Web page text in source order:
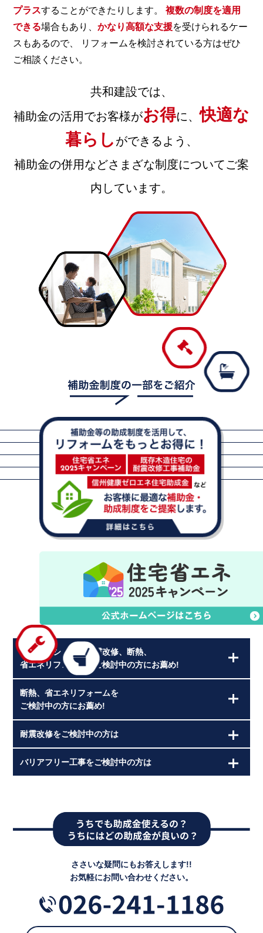
プラスすることができたりします。
複数の制度を適用
できる場合もあり、かなり高額な支援を受けられるケー
スもあるので、
リフォームを検討されている方はぜひ
ご相談ください。
共和建設では、
補助金の活用でお客様がお得に、快適な
暮らし ができるよう、
補助金の併用などさまざな制度についてご案
内しています。
リノベーションや耐震改修、断熱、
省エネリフォームをご検討中の方にお薦め!
断熱、省エネリフォームを
ご検討中の方にお薦め!
耐震改修をご検討中の方は
バリアフリー工事をご検討中の方は
ささいな疑問にもお答えします!!
お気軽にお問い合わせください。